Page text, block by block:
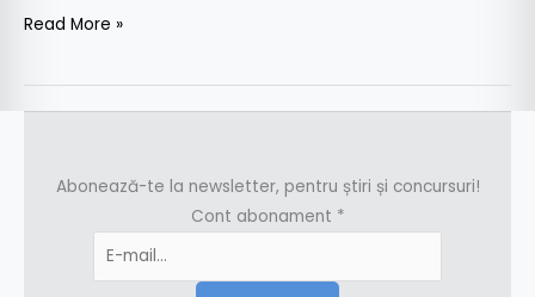
Read More »
Abonează-te la newsletter, pentru știri și concursuri!
Cont abonament *